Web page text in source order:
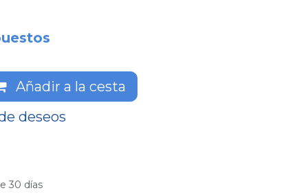
Añadir a la cesta
deseos
30 días